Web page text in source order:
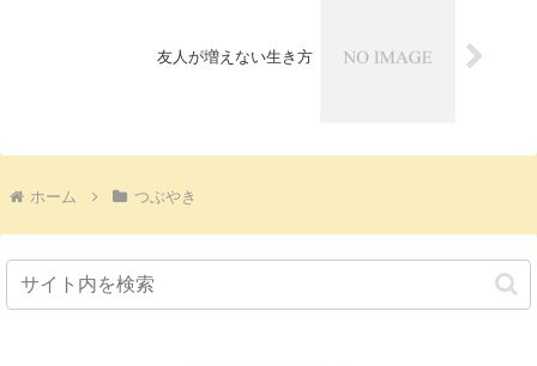
友人が増えない生き方
ホーム つぶやき